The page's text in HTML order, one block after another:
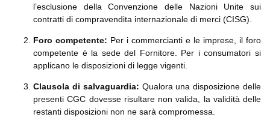
l’esclusione della Convenzione delle Nazioni Unite sui
contratti di compravendita internazionale di merci (CISG).
Foro competente: Per i commercianti e le imprese, il foro
competente è la sede del Fornitore. Per i consumatori si
applicano le disposizioni di legge vigenti.
Clausola di salvaguardia: Qualora una disposizione delle
presenti CGC dovesse risultare non valida, la validità delle
restanti disposizioni non ne sarà compromessa.